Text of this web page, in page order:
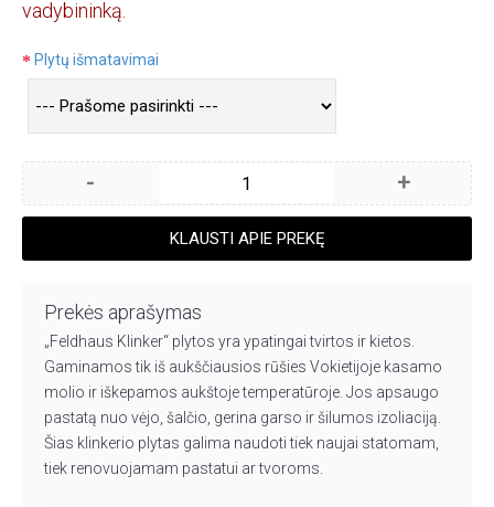
vadybininką.
Plytų išmatavimai
- +
KLAUSTI APIE PREKĘ
Prekės aprašymas
„Feldhaus Klinker“ plytos yra ypatingai tvirtos ir kietos.
Gaminamos tik iš aukščiausios rūšies Vokietijoje kasamo
molio ir iškepamos aukštoje temperatūroje. Jos apsaugo
pastatą nuo vėjo, šalčio, gerina garso ir šilumos izoliaciją.
Šias klinkerio plytas galima naudoti tiek naujai statomam,
tiek renovuojamam pastatui ar tvoroms.